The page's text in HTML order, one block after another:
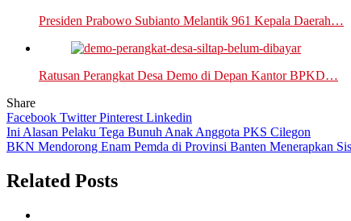
Presiden Prabowo Subianto Melantik 961 Kepala Daerah…
Ratusan Perangkat Desa Demo di Depan Kantor BPKD…
Share
Facebook TwitterPinterest Linkedin
Navigasi
pos
Ini Alasan Pelaku Tega Bunuh Anak Anggota PKS Cilegon
BKN Mendorong Enam Pemda di Provinsi Banten Menerapkan
Related Posts